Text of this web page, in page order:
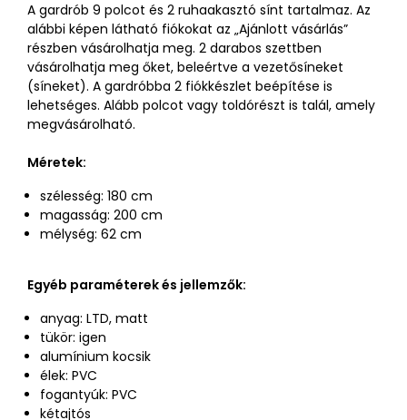
A gardrób 9 polcot és 2 ruhaakasztó sínt tartalmaz. Az
alábbi képen látható fiókokat az „Ajánlott vásárlás”
részben vásárolhatja meg. 2 darabos szettben
vásárolhatja meg őket, beleértve a vezetősíneket
(síneket). A gardróbba 2 fiókkészlet beépítése is
lehetséges. Alább polcot vagy toldórészt is talál, amely
megvásárolható.
Méretek:
szélesség: 180 cm
magasság: 200 cm
mélység: 62 cm
Egyéb paraméterek és jellemzők:
anyag: LTD, matt
tükör: igen
alumínium kocsik
élek: PVC
fogantyúk: PVC
kétajtós